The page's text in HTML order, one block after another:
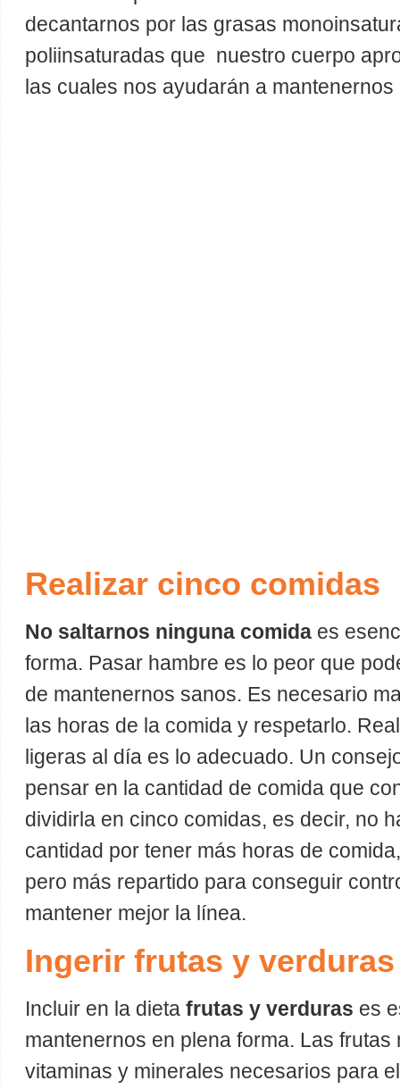
decantarnos por las grasas
poliinsaturadas que nuestro cuerpo
las cuales nos ayudarán a
Realizar cinco comidas
No saltarnos ninguna comida es
forma. Pasar hambre es lo peor que
de mantenernos sanos. Es necesario
las horas de la comida y respetarlo.
ligeras al día es lo adecuado. Un
pensar en la cantidad de comida que
dividirla en cinco comidas, es decir, no
cantidad por tener más horas de
pero más repartido para conseguir
mantener mejor la línea.
Ingerir frutas y verduras
Incluir en la dieta frutas y verduras es
mantenernos en plena forma. Las frutas
vitaminas y minerales necesarios para